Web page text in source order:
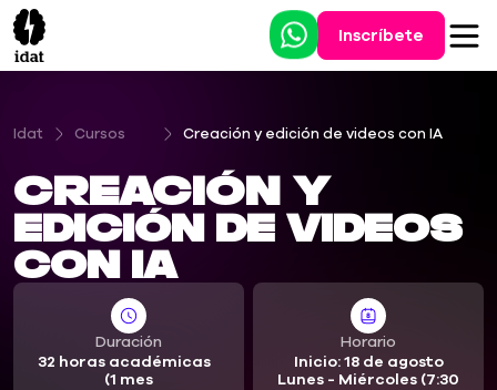
Inscríbete
Idat Cursos Creación y edición de videos con IA
Creación y
edición de videos
con IA
Duración
32 horas académicas
(1 mes
Horario
Inicio: 18 de agosto
Lunes - Miércoles (7:30